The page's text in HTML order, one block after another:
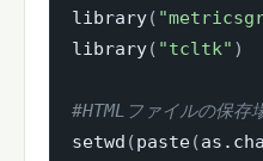
library(
library( "tcltk" )
#HTMLファイルの保存
setwd (paste(